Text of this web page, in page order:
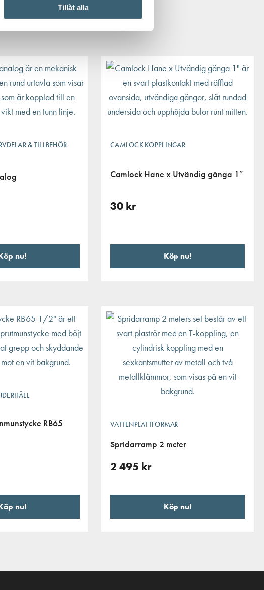
Tillåt alla
& TILLBEHÖR
nu!
CAMLOCK KOPPLINGAR
Camlock Hane x Utvändig gänga 1″
30 kr
Köp nu!
RB65
nu!
VATTENPLATTFORMAR
Spridarramp 2 meter
2 495 kr
Köp nu!